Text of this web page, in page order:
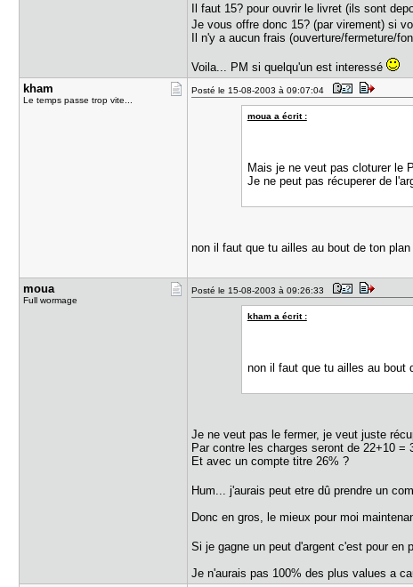
Il faut 15? pour ouvrir le livret (ils sont
Je vous offre donc 15? (par virement) si
Il n'y a aucun frais (ouverture/fermeture/
Voila... PM si quelqu'un est interessé
kham
Le temps passe trop vite...
Posté le 15-08-2003 à 09:07:04
moua a écrit :
Mais je ne veut pas cloturer le
Je ne peut pas récuperer de
non il faut que tu ailles au bout de ton
moua
Full wormage
Posté le 15-08-2003 à 09:26:33
kham a écrit :
non il faut que tu ailles au bout
Je ne veut pas le fermer, je veut juste
Par contre les charges seront de 22+10 =
Et avec un compte titre 26% ?
Hum... j'aurais peut etre dû prendre un
Donc en gros, le mieux pour moi
Si je gagne un peut d'argent c'est pour
Je n'aurais pas 100% des plus values a